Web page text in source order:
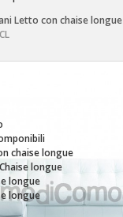
chaise longue
longue
longue
longue
Letto con chaise longue